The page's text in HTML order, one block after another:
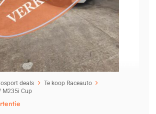
deals
Te koop Raceauto
M235i Cup